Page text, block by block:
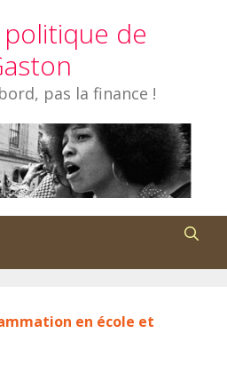
de
pas la finance !
en école et